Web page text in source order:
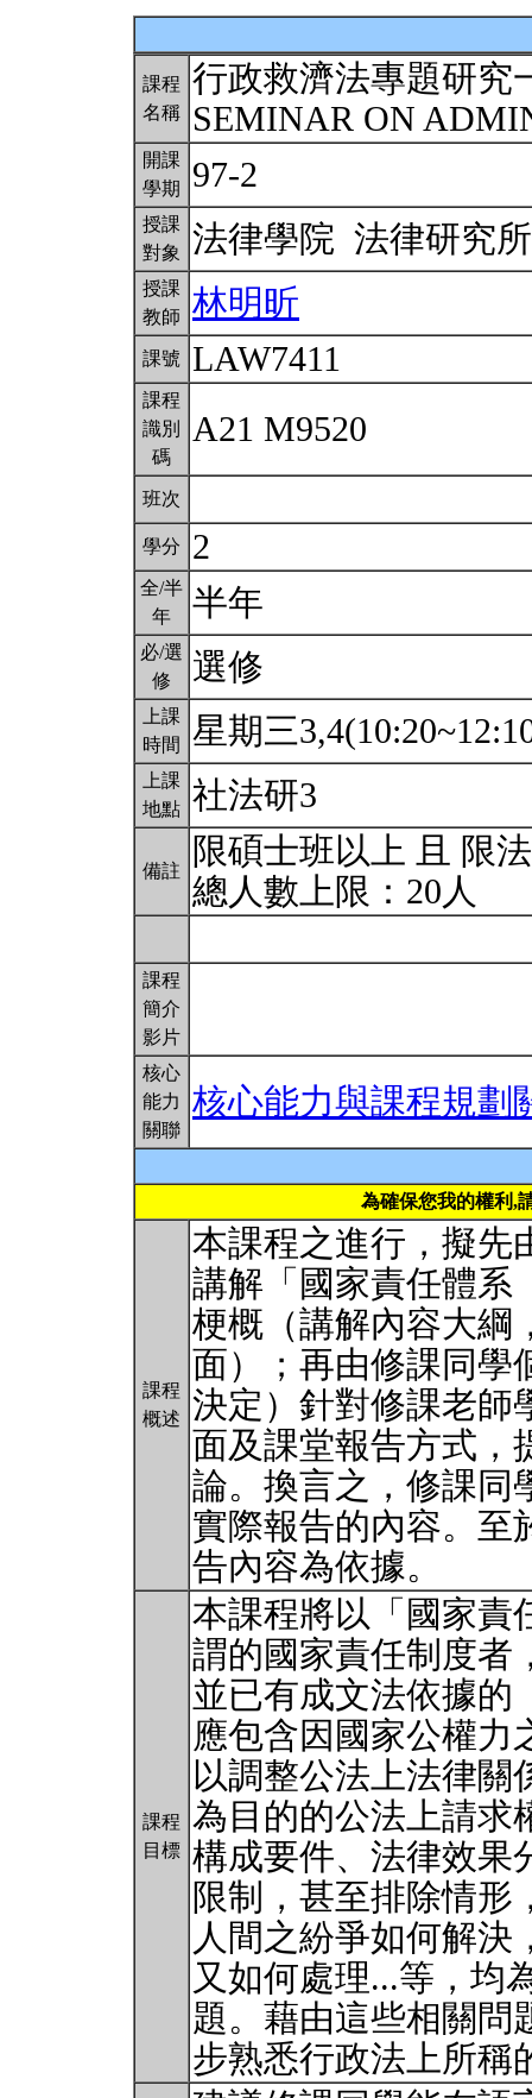
課程
名稱
行政救濟法專題研究
SEMINAR ON
開課
學期
97-2
授課
對象
法律學院 法律研究
授課
教師
林明昕
課號 LAW7411
課程
識別
碼
A21 M9520
班次
學分 2
全/半
年
半年
必/選
修
選修
上課
時間
星期三
上課
地點 社法研3
備註
限碩士班以上 且 限
總人數上限：20人
課程
簡介
影片
核心
能力
關聯
核心能力與課程規劃
為確保您我的權利,
課程
概述
本課程之進行，擬先
講解「國家責任體系
梗概（講解內容大綱
面）；再由修課同學
決定）針對修課老師
面及課堂報告方式，
論。換言之，修課同
實際報告的內容。至
告內容為依據。
課程
目標
本課程將以「國家責
謂的國家責任制度者
並已有成文法依據的
應包含因國家公權力
以調整公法上法律關
為目的的公法上請求
構成要件、法律效果
限制，甚至排除情形
人間之紛爭如何解決
又如何處理...等，均
題。藉由這些相關問
步熟悉行政法上所